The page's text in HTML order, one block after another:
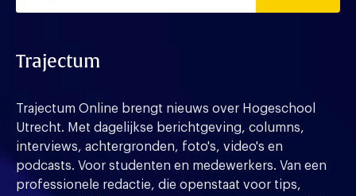
Trajectum
Trajectum Online brengt nieuws over Hogeschool
Utrecht. Met dagelijkse berichtgeving, columns,
interviews, achtergronden, foto's, video's en
podcasts. Voor studenten en medewerkers. Van een
professionele redactie, die openstaat voor tips,